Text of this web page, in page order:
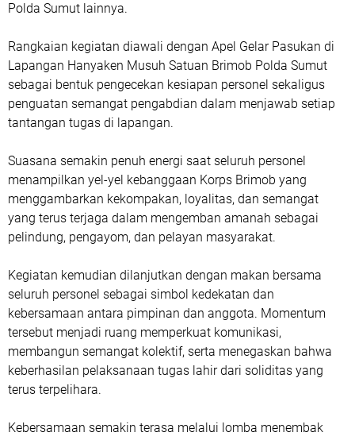
Polda Sumut lainnya.
Rangkaian kegiatan diawali dengan Apel Gelar Pasukan di
Lapangan Hanyaken Musuh Satuan Brimob Polda Sumut
sebagai bentuk pengecekan kesiapan personel sekaligus
penguatan semangat pengabdian dalam menjawab setiap
tantangan tugas di lapangan.
Suasana semakin penuh energi saat seluruh personel
menampilkan yel-yel kebanggaan Korps Brimob yang
menggambarkan kekompakan, loyalitas, dan semangat
yang terus terjaga dalam mengemban amanah sebagai
pelindung, pengayom, dan pelayan masyarakat.
Kegiatan kemudian dilanjutkan dengan makan bersama
seluruh personel sebagai simbol kedekatan dan
kebersamaan antara pimpinan dan anggota. Momentum
tersebut menjadi ruang memperkuat komunikasi,
membangun semangat kolektif, serta menegaskan bahwa
keberhasilan pelaksanaan tugas lahir dari soliditas yang
terus terpelihara.
Kebersamaan semakin terasa melalui lomba menembak